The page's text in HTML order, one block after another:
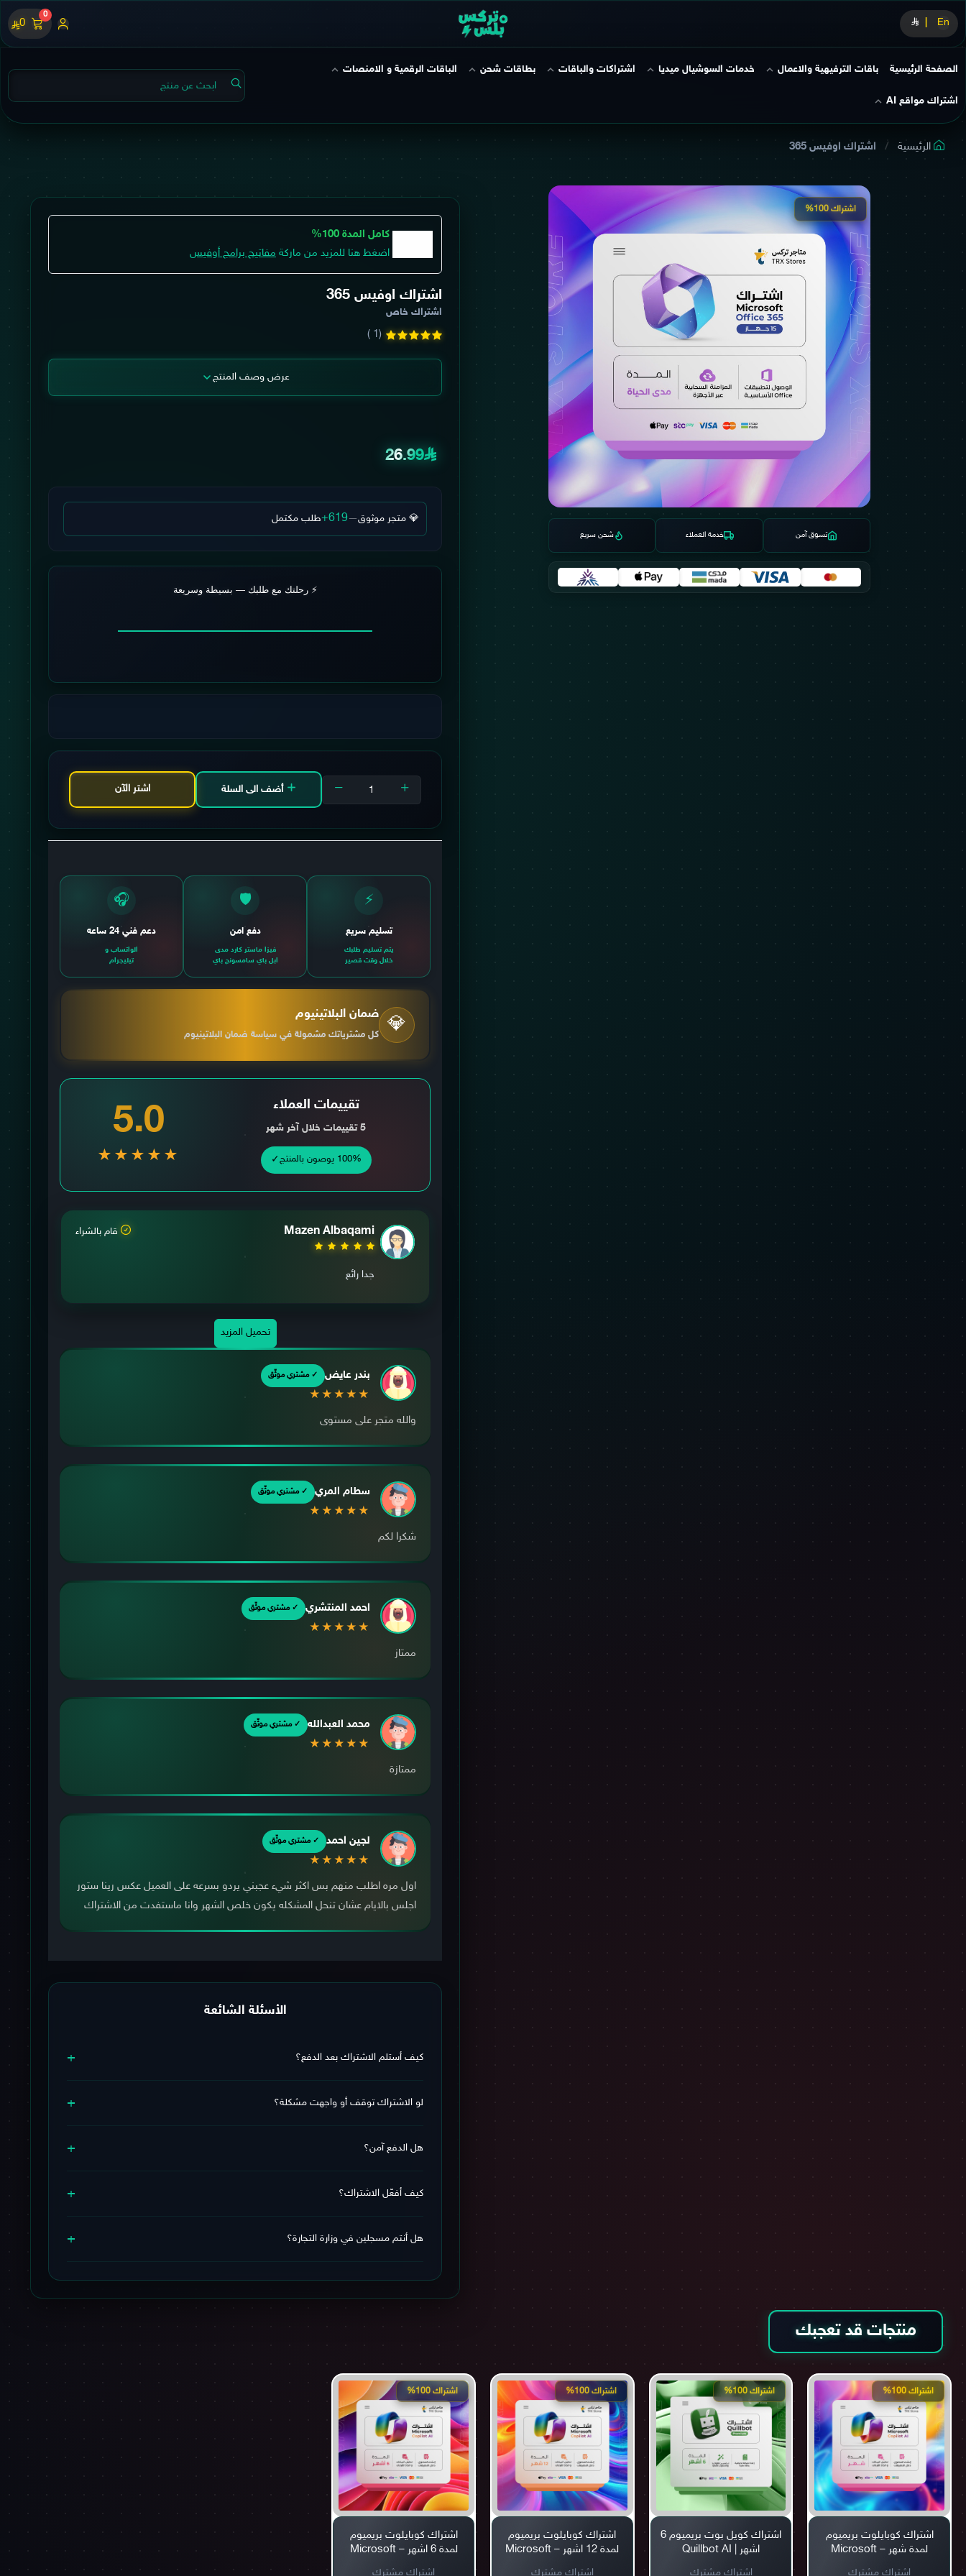
En
0
0
الصفحة الرئيسية باقات الترفيهية والاعمال خدمات السوشيال ميديا اشتراكات والباقات بطاقات شحن الباقات الرقمية و الامنصات
اشتراك مواقع AI
الرئيسية اشتراك اوفيس 365
اشتراك 100%
تسوق آمن خدمة العملاء شحن سريع
كامل المدة 100%
اضغط هنا للمزيد من ماركة مفاتيح برامج أوفيس
اشتراك اوفيس 365
اشتراك خاص
(1 )
عرض وصف المنتج
26.99
💎 متجر موثوق—
+619طلب مكتمل
⚡ رحلتك مع طلبك — بسيطة وسريعة
أضف الى السلة اشتر الآن
⚡
تسليم سريع
يتم تسليم طلبك
خلال وقت قصير
🛡️
دفع امن
فيزا ماستر كارد مدى
ابل باي سامسونج باي
🎧
دعم فني 24 ساعه
الواتساب و
تيليجرام
💎 ضمان البلاتينيوم
كل مشترياتك مشمولة في سياسة ضمان البلاتينيوم
تقييمات العملاء
5 تقييمات خلال آخر شهر
100% يوصون بالمنتج ✓
5.0
★★★★★
Mazen Albaqami قام بالشراء
جدا رائع
تحميل المزيد
بندر عايض ✓ مشتري موثّق
★★★★★
والله متجر على مستوى
سطام المري ✓ مشتري موثّق
★★★★★
شكرا لكم
احمد المنتشري ✓ مشتري موثّق
★★★★★
ممتاز
محمد العبدالله ✓ مشتري موثّق
★★★★★
ممتازة
لجين احمد ✓ مشتري موثّق
★★★★★
اول مره اطلب منهم بس اكثر شيء عجبني يردو بسرعه على العميل عكس رينا ستور
اجلس بالايام عشان تنحل المشكله يكون خلص الشهر وانا ماستفدت من الاشتراك
الأسئلة الشائعة
كيف أستلم الاشتراك بعد الدفع؟ +
لو الاشتراك توقف أو واجهت مشكلة؟ +
الاشتراك، فلا تقلق.
هل الدفع آمن؟ +
يمكنكمراجعة سياسة الاستبدال والاسترجاع
كيف أفعّل الاشتراك؟ +
وفي حال احتجت أي مساعدة، يمكنك التواصل معنا عبر قنوات التواصل الموجودة أسفل
هل أنتم مسجلين في وزارة التجارة؟ +
ذلك عبر المعلومات أسفل الموقع.
منتجات قد تعجبك
اشتراك 100%
اشتراك كوبايلوت بريميوم
لمدة شهر – Microsoft
اشتراك مشترك
اشتراك 100%
اشتراك كويل بوت بريميوم 6
اشهر | Quillbot AI
اشتراك مشترك
اشتراك 100%
اشتراك كوبايلوت بريميوم
لمدة 12 اشهر – Microsoft
اشتراك مشترك
اشتراك 100%
اشتراك كوبايلوت بريميوم
لمدة 6 اشهر – Microsoft
اشتراك مشترك